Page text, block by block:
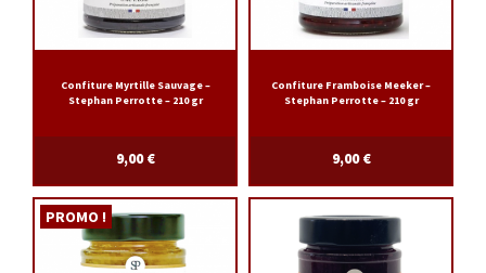
Confiture Myrtille Sauvage –
Stephan Perrotte – 210 gr
9,00€
Confiture Framboise Meeker –
Stephan Perrotte – 210 gr
9,00€
PROMO !